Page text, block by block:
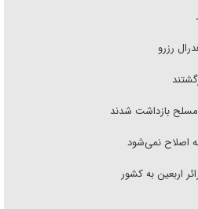
رزرو
اصلاح نمی‌شود